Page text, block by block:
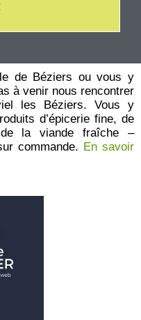
de Béziers ou vous y
à venir nous rencontrer
les Béziers. Vous y
d’épicerie fine, de
la viande fraîche –
commande. En savoir